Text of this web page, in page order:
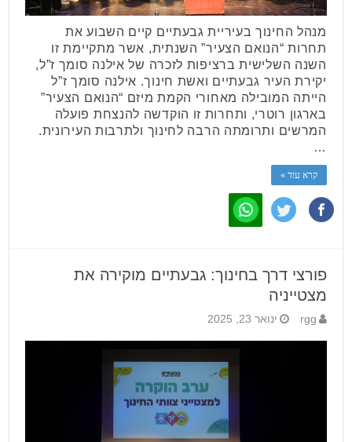
מנהל החינוך בעיריית גבעתיים קיים השבוע את
תחרות “הנואם הצעיר” השנתית, אשר מתקיימת זו
השנה השלישית ברציפות לזכרה של אילנה סומך ז”ל,
יקירת העיר גבעתיים ואשת חינוך. אילנה סומך ז”ל
הייתה המובילה מאחורי הקמת מיזם “הנואם הצעיר”
בארגון רוטרי, ותחרות זו הוקדשה להנצחת פועלה
המרשים ותרומתה הרבה לחינוך ולתרבות העירונית.
…
קרא עוד »
פורצי דרך בחינוך: גבעתיים מוקירה את
מצטייניה
rgg ינואר 23, 2025